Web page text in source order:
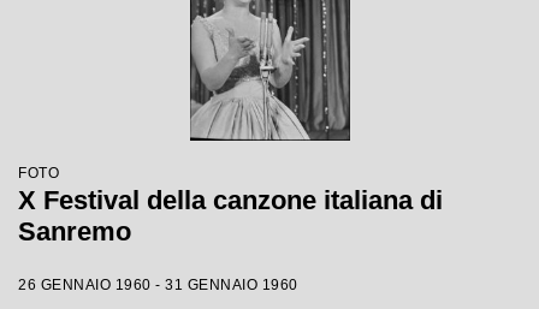
FOTO
X Festival della canzone italiana di
Sanremo
26 GENNAIO 1960 - 31 GENNAIO 1960